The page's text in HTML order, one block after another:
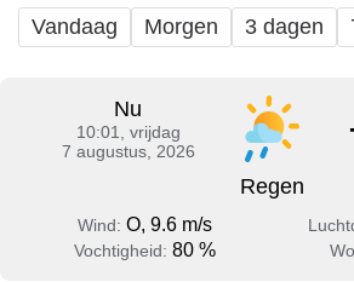
Vandaag Morgen 3 dagen
Nu
10:01, vrijdag
7 augustus, 2026
Regen
Wind: O, 9.6 m/s
Vochtigheid: 80 %